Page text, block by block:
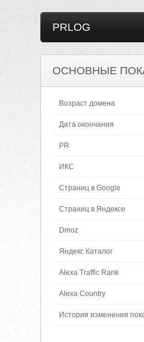
PRLOG
ОСНОВНЫЕ
Возраст домена
Дата окончания
PR
ИКС
Страниц в Google
Страниц в Яндексе
Dmoz
Яндекс Каталог
Alexa Traffic Rank
Alexa Country
История изменения